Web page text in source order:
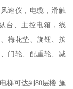
速仪，电缆，滑触
台、主控电箱，线
梅花垫、旋钮、按
门轮、配重轮、减
梯可达到80层楼 施